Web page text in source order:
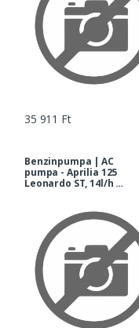
35 911 Ft
Benzinpumpa | AC
pumpa - Aprilia 125
Leonardo ST, 14l/h |